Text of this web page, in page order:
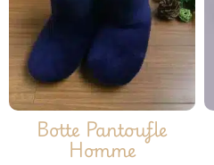
Botte Pantoufle
Homme